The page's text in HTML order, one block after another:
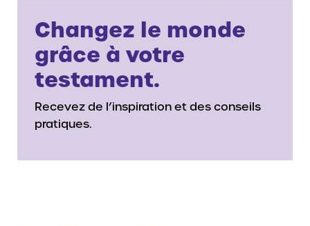
Changez le monde
grâce à votre
testament.
Recevez de l’inspiration et des conseils
pratiques.